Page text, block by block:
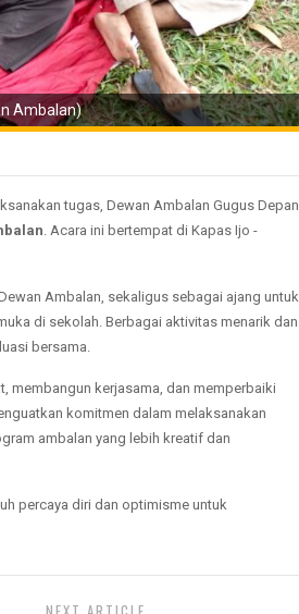
Ambalan)
tugas, Dewan Ambalan Gugus Depan
. Acara ini bertempat di Kapas Ijo -
Ambalan, sekaligus sebagai ajang untuk
di sekolah. Berbagai aktivitas menarik dan
bersama.
membangun kerjasama, dan memperbaiki
komitmen dalam melaksanakan
ambalan yang lebih kreatif dan
percaya diri dan optimisme untuk